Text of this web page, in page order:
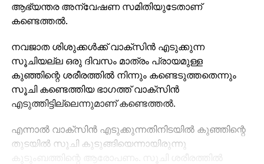
ആഭ്യന്തര അന്വേഷണ സമിതിയുടേതാണ്
കണ്ടെത്തല്‍.
നവജാത ശിശുക്കള്‍ക്ക് വാക്‌സിന്‍ എടുക്കുന്ന
സൂചിയല്ല ഒരു ദിവസം മാത്രം പ്രായമുള്ള
കുഞ്ഞിന്റെ ശരീരത്തില്‍ നിന്നും കണ്ടെടുത്തതെന്നും
സൂചി കണ്ടെത്തിയ ഭാഗത്ത് വാക്‌സിന്‍
എടുത്തിട്ടില്ലെന്നുമാണ് കണ്ടെത്തല്‍.
എന്നാല്‍ വാക്‌സിന്‍ എടുക്കുന്നതിനിടയില്‍ കുഞ്ഞിന്റെ
തുടയില്‍ സൂചി കുടുങ്ങിയെന്നായിരുന്നു